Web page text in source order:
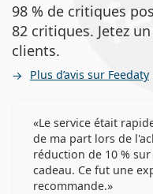
98 % de critiques
82 critiques. Jetez
clients.
Plus d’avis sur Feedaty
Le service était
de ma part lors de
réduction de 10 %
cadeau. Ce fut une
recommande.